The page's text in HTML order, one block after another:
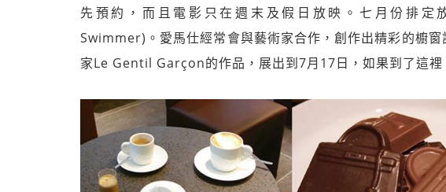
先預約，而且電影只在週末及假日放映。七月份排定
Swimmer)。愛馬仕經常會與藝術家合作，創作出精彩的櫥
家Le Gentil Garçon的作品，展出到7月17日，如果到了這裡